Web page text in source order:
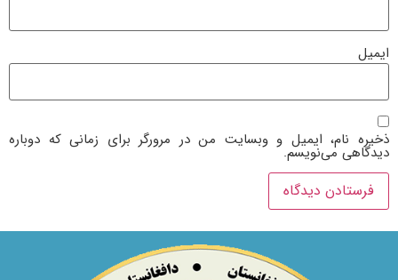
ایمیل
ذخیره نام، ایمیل و وبسایت من در مرورگر برای زمانی که دوباره
دیدگاهی می‌نویسم.